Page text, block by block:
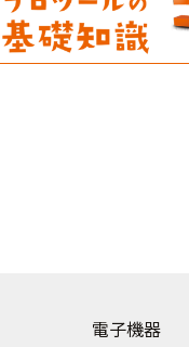
電子機器